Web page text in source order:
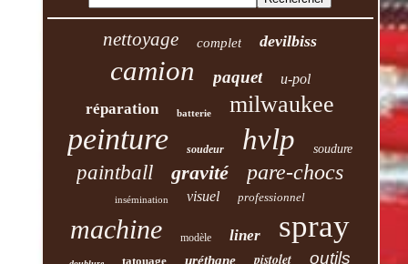
nettoyage complet devilbiss
camion paquet u-pol
réparation batterie milwaukee
peinture soudeur hvlp soudure
paintball gravité pare-chocs
insémination visuel professionnel
machine modèle liner spray
tatouage uréthane pistolet outils